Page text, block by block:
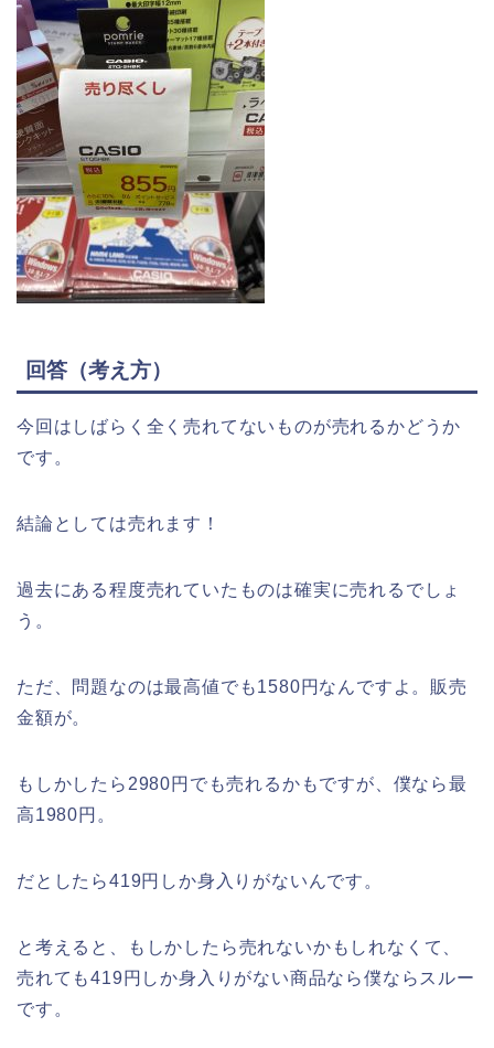
回答（考え方）
今回はしばらく全く売れてないものが売れるかどうか
です。
結論としては売れます！
過去にある程度売れていたものは確実に売れるでしょ
う。
ただ、問題なのは最高値でも1580円なんですよ。販売
金額が。
もしかしたら2980円でも売れるかもですが、僕なら最
高1980円。
だとしたら419円しか身入りがないんです。
と考えると、もしかしたら売れないかもしれなくて、
売れても419円しか身入りがない商品なら僕ならスルー
です。